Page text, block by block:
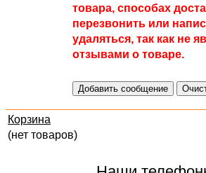
товара, способах
перезвонить или
удаляться, так как не
отзывами о товаре.
Корзина
(нет товаров)